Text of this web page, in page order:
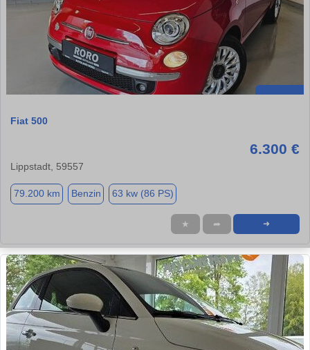
Fiat 500
6.300 €
Lippstadt, 59557
79.200 km Benzin 63 kw (86 PS)
★ ➦ ➜